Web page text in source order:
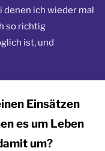
denen ich wieder mal
so richtig
ist, und
Einsätzen
es um Leben
um?